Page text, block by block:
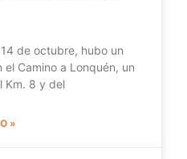
de octubre, hubo un
Camino a Lonquén, un
Km. 8 y del
»